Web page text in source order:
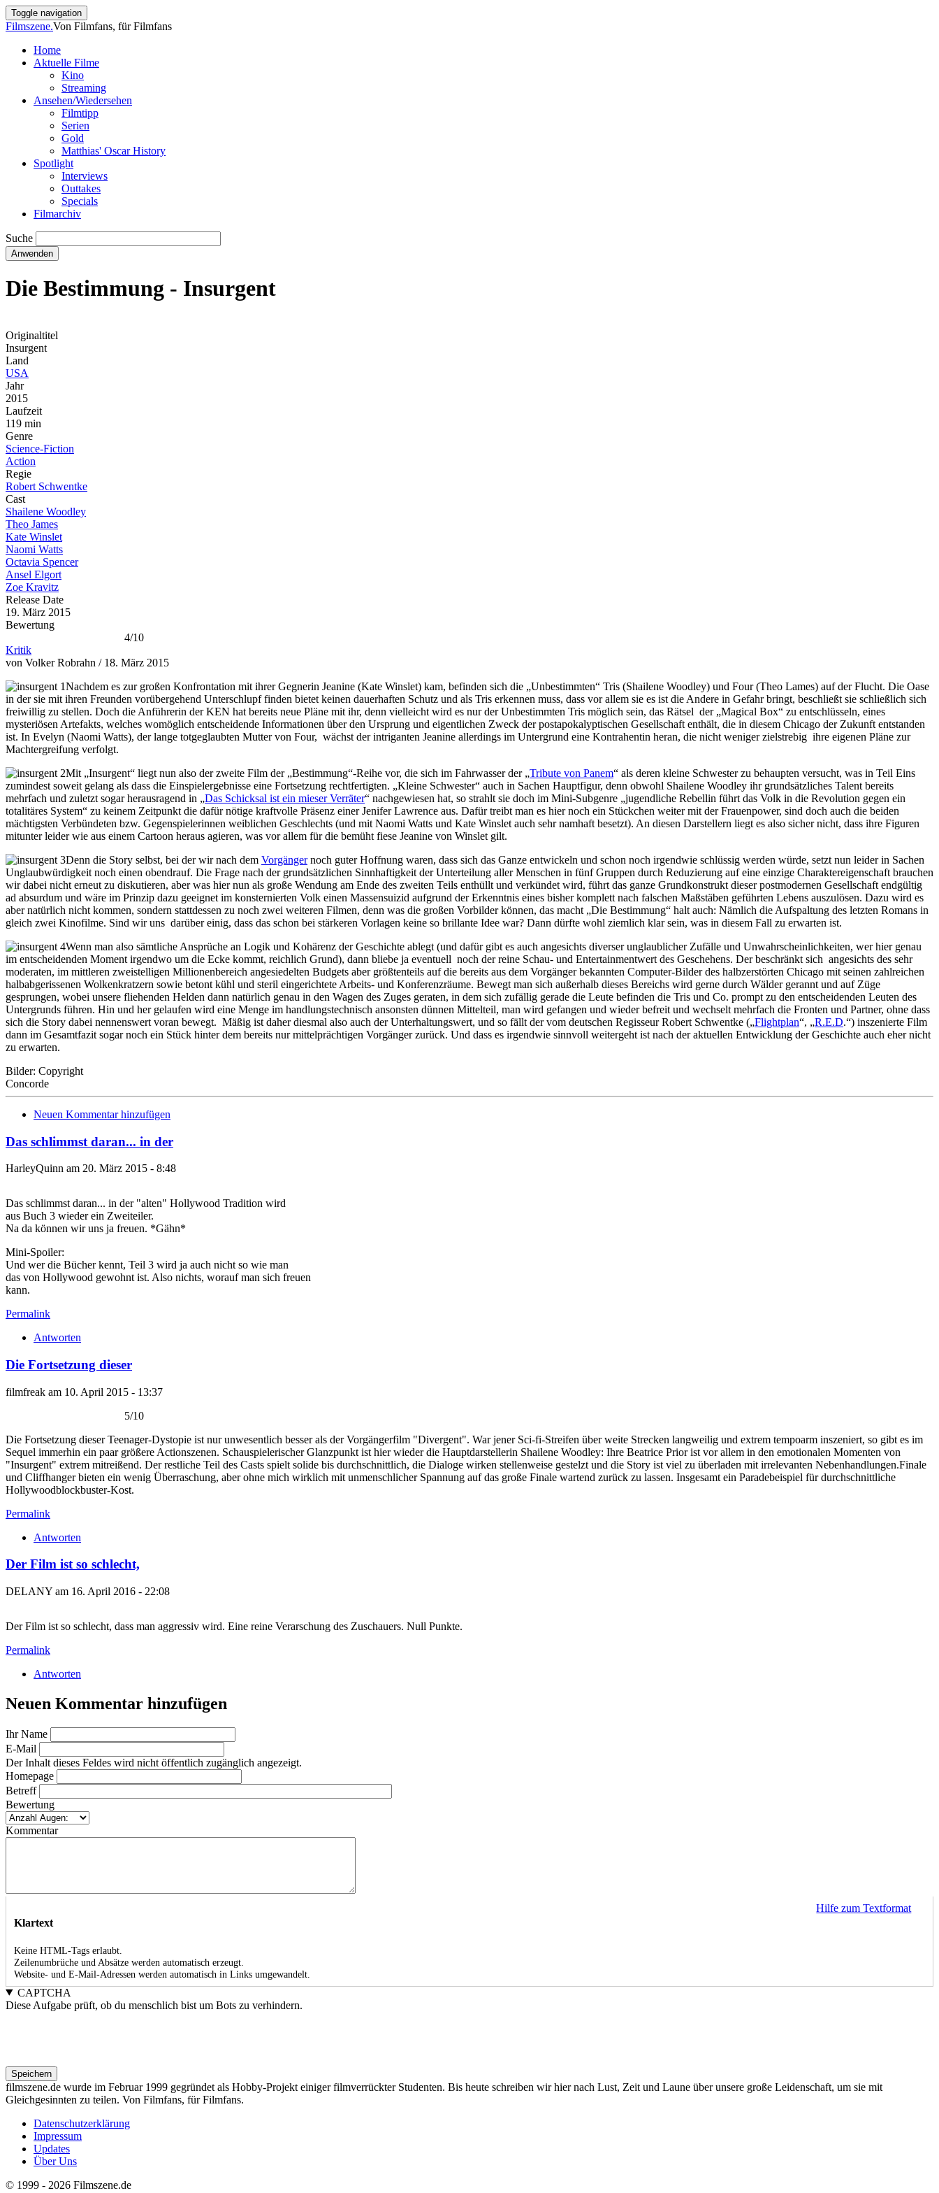
Direkt
zum
Toggle navigation
Filmszene.Von Filmfans, für Filmfans
Main
navigation
Home
Aktuelle Filme
Kino
Streaming
Ansehen/Wiedersehen
Filmtipp
Serien
Gold
Matthias' Oscar History
Spotlight
Interviews
Outtakes
Specials
Filmarchiv
Suche
Die Bestimmung - Insurgent
Originaltitel
Insurgent
Land
USA
Jahr
2015
Laufzeit
119 min
Genre
Science-Fiction
Action
Regie
Robert Schwentke
Cast
Shailene Woodley
Theo James
Kate Winslet
Naomi Watts
Octavia Spencer
Ansel Elgort
Zoe Kravitz
Release Date
19. März 2015
Bewertung
4/10
Kritik
von Volker Robrahn / 18. März 2015
Nachdem es zur großen Konfrontation mit ihrer Gegnerin Jeanine (Kate Winslet) kam, befinden sich die „Unbestimmten“ Tris (Shailene Woodley) und Four (Theo Lames) auf der Flucht. Die Oase
in der sie mit ihren Freunden vorübergehend Unterschlupf finden bietet keinen dauerhaften Schutz und als Tris erkennen muss, dass vor allem sie es ist die Andere in Gefahr bringt, beschließt sie schließlich sich
freiwillig zu stellen. Doch die Anführerin der KEN hat bereits neue Pläne mit ihr, denn vielleicht wird es nur der Unbestimmten Tris möglich sein, das Rätsel der „Magical Box“ zu entschlüsseln, eines
mysteriösen Artefakts, welches womöglich entscheidende Informationen über den Ursprung und eigentlichen Zweck der postapokalyptischen Gesellschaft enthält, die in diesem Chicago der Zukunft entstanden
ist. In Evelyn (Naomi Watts), der lange totgeglaubten Mutter von Four, wächst der intriganten Jeanine allerdings im Untergrund eine Kontrahentin heran, die nicht weniger zielstrebig ihre eigenen Pläne zur
Machtergreifung verfolgt.
Mit „Insurgent“ liegt nun also der zweite Film der „Bestimmung“-Reihe vor, die sich im Fahrwasser der „Tribute von Panem“ als deren kleine Schwester zu behaupten versucht, was in Teil Eins
zumindest soweit gelang als dass die Einspielergebnisse eine Fortsetzung rechtfertigten. „Kleine Schwester“ auch in Sachen Hauptfigur, denn obwohl Shailene Woodley ihr grundsätzliches Talent bereits
mehrfach und zuletzt sogar herausragend in „Das Schicksal ist ein mieser Verräter“ nachgewiesen hat, so strahlt sie doch im Mini-Subgenre „jugendliche Rebellin führt das Volk in die Revolution gegen ein
totalitäres System“ zu keinem Zeitpunkt die dafür nötige kraftvolle Präsenz einer Jenifer Lawrence aus. Dafür treibt man es hier noch ein Stückchen weiter mit der Frauenpower, sind doch auch die beiden
mächtigsten Verbündeten bzw. Gegenspielerinnen weiblichen Geschlechts (und mit Naomi Watts und Kate Winslet auch sehr namhaft besetzt). An diesen Darstellern liegt es also sicher nicht, dass ihre Figuren
mitunter leider wie aus einem Cartoon heraus agieren, was vor allem für die bemüht fiese Jeanine von Winslet gilt.
Denn die Story selbst, bei der wir nach dem Vorgängernoch guter Hoffnung waren, dass sich das Ganze entwickeln und schon noch irgendwie schlüssig werden würde, setzt nun leider in Sachen
Unglaubwürdigkeit noch einen obendrauf. Die Frage nach der grundsätzlichen Sinnhaftigkeit der Unterteilung aller Menschen in fünf Gruppen durch Reduzierung auf eine einzige Charaktereigenschaft brauchen
wir dabei nicht erneut zu diskutieren, aber was hier nun als große Wendung am Ende des zweiten Teils enthüllt und verkündet wird, führt das ganze Grundkonstrukt dieser postmodernen Gesellschaft endgültig
ad absurdum und wäre im Prinzip dazu geeignet im konsternierten Volk einen Massensuizid aufgrund der Erkenntnis eines bisher komplett nach falschen Maßstäben geführten Lebens auszulösen. Dazu wird es
aber natürlich nicht kommen, sondern stattdessen zu noch zwei weiteren Filmen, denn was die großen Vorbilder können, das macht „Die Bestimmung“ halt auch: Nämlich die Aufspaltung des letzten Romans in
gleich zwei Kinofilme. Sind wir uns darüber einig, dass das schon bei stärkeren Vorlagen keine so brillante Idee war? Dann dürfte wohl ziemlich klar sein, was in diesem Fall zu erwarten ist.
Wenn man also sämtliche Ansprüche an Logik und Kohärenz der Geschichte ablegt (und dafür gibt es auch angesichts diverser unglaublicher Zufälle und Unwahrscheinlichkeiten, wer hier genau
im entscheidenden Moment irgendwo um die Ecke kommt, reichlich Grund), dann bliebe ja eventuell noch der reine Schau- und Entertainmentwert des Geschehens. Der beschränkt sich angesichts des sehr
moderaten, im mittleren zweistelligen Millionenbereich angesiedelten Budgets aber größtenteils auf die bereits aus dem Vorgänger bekannten Computer-Bilder des halbzerstörten Chicago mit seinen zahlreichen
halbabgerissenen Wolkenkratzern sowie betont kühl und steril eingerichtete Arbeits- und Konferenzräume. Bewegt man sich außerhalb dieses Bereichs wird gerne durch Wälder gerannt und auf Züge
gesprungen, wobei unsere fliehenden Helden dann natürlich genau in den Wagen des Zuges geraten, in dem sich zufällig gerade die Leute befinden die Tris und Co. prompt zu den entscheidenden Leuten des
Untergrunds führen. Hin und her gelaufen wird eine Menge im handlungstechnisch ansonsten dünnen Mittelteil, man wird gefangen und wieder befreit und wechselt mehrfach die Fronten und Partner, ohne dass
sich die Story dabei nennenswert voran bewegt. Mäßig ist daher diesmal also auch der Unterhaltungswert, und so fällt der vom deutschen Regisseur Robert Schwentke („Flightplan“, „R.E.D.“) inszenierte Film
dann im Gesamtfazit sogar noch ein Stück hinter dem bereits nur mittelprächtigen Vorgänger zurück. Und dass es irgendwie sinnvoll weitergeht ist nach der aktuellen Entwicklung der Geschichte auch eher nicht
zu erwarten.
Bilder: Copyright
Concorde
Neuen Kommentar hinzufügen
Das schlimmst daran... in der
HarleyQuinn am 20. März 2015 - 8:48
Das schlimmst daran... in der "alten" Hollywood Tradition wird
aus Buch 3 wieder ein Zweiteiler.
Na da können wir uns ja freuen. *Gähn*
Mini-Spoiler:
Und wer die Bücher kennt, Teil 3 wird ja auch nicht so wie man
das von Hollywood gewohnt ist. Also nichts, worauf man sich freuen
kann.
Permalink
Antworten
Die Fortsetzung dieser
filmfreak am 10. April 2015 - 13:37
5/10
Die Fortsetzung dieser Teenager-Dystopie ist nur unwesentlich besser als der Vorgängerfilm "Divergent". War jener Sci-fi-Streifen über weite Strecken langweilig und extrem tempoarm inszeniert, so gibt es im
Sequel immerhin ein paar größere Actionszenen. Schauspielerischer Glanzpunkt ist hier wieder die Hauptdarstellerin Shailene Woodley: Ihre Beatrice Prior ist vor allem in den emotionalen Momenten von
"Insurgent" extrem mitreißend. Der restliche Teil des Casts spielt solide bis durchschnittlich, die Dialoge wirken stellenweise gestelzt und die Story ist viel zu überladen mit irrelevanten Nebenhandlungen.Finale
und Cliffhanger bieten ein wenig Überraschung, aber ohne mich wirklich mit unmenschlicher Spannung auf das große Finale wartend zurück zu lassen. Insgesamt ein Paradebeispiel für durchschnittliche
Hollywoodblockbuster-Kost.
Permalink
Antworten
Der Film ist so schlecht,
DELANY am 16. April 2016 - 22:08
Der Film ist so schlecht, dass man aggressiv wird. Eine reine Verarschung des Zuschauers. Null Punkte.
Permalink
Antworten
Neuen Kommentar hinzufügen
Ihr Name
E-Mail
Der Inhalt dieses Feldes wird nicht öffentlich zugänglich angezeigt.
Homepage
Betreff
Bewertung
Kommentar
Hilfe zum Textformat
Klartext
Keine HTML-Tags erlaubt.
Zeilenumbrüche und Absätze werden automatisch erzeugt.
Website- und E-Mail-Adressen werden automatisch in Links umgewandelt.
CAPTCHA
Diese Aufgabe prüft, ob du menschlich bist um Bots zu verhindern.
filmszene.de wurde im Februar 1999 gegründet als Hobby-Projekt einiger filmverrückter Studenten. Bis heute schreiben wir hier nach Lust, Zeit und Laune über unsere große Leidenschaft, um sie mit
Gleichgesinnten zu teilen. Von Filmfans, für Filmfans.
Footer
menu
Datenschutzerklärung
Impressum
Updates
Über Uns
© 1999 - 2026 Filmszene.de